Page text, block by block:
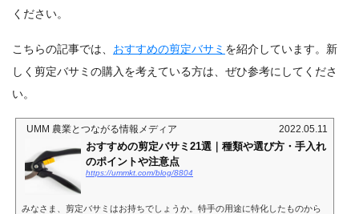
ください。
こちらの記事では、 おすすめの剪定バサミ を紹介しています。新
しく剪定バサミの購入を考えている方は、ぜひ参考にしてくださ
い。
UMM 農業とつながる情報メディア 2022.05.11
おすすめの剪定バサミ21選｜種類や選び方・手入れ
のポイントや注意点
https://ummkt.com/blog/8804
みなさま、剪定バサミはお持ちでしょうか。特手の用途に特化したものから